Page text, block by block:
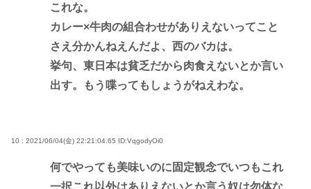
これな。
カレー×牛肉の組合わせがありえないってこと
さえ分かんねえんだよ、西のバカは。
挙句、東日本は貧乏だから肉食えないとか言い
出す。もう喋ってもしょうがねえわな。
10 : 2021/06/04(金) 22:21:04.65 ID:VqgodyOi0
何でやっても美味いのに固定観念でいつもこれ